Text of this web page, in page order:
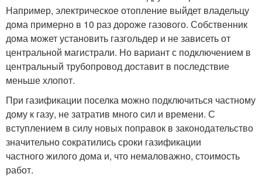
Например, электрическое отопление выйдет владельцу
дома примерно в 10 раз дороже газового. Собственник
дома может установить газгольдер и не зависеть от
центральной магистрали. Но вариант с подключением в
центральный трубопровод доставит в последствие
меньше хлопот.
При газификации поселка можно подключиться частному
дому к газу, не затратив много сил и времени. С
вступлением в силу новых поправок в законодательство
значительно сократились сроки газификации
частного жилого дома и, что немаловажно, стоимость
работ.